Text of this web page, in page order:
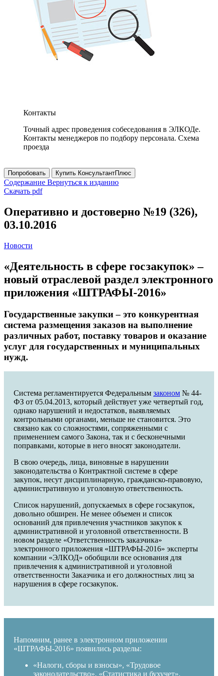
Контакты
Точный адрес проведения собеседования в ЭЛКОДе.
Контакты менеджеров по подбору персонала. Схема
проезда
Попробовать Купить КонсультантПлюс
Содержание Вернуться к изданию
Скачать pdf
Оперативно и достоверно №19 (326),
03.10.2016
Новости
«Деятельность в сфере госзакупок» –
новый отраслевой раздел электронного
приложения «ШТРАФЫ-2016»
Государственные закупки – это конкурентная
система размещения заказов на выполнение
различных работ, поставку товаров и оказание
услуг для государственных и муниципальных
нужд.
Система регламентируется Федеральным законом № 44-
ФЗ от 05.04.2013, который действует уже четвертый год,
однако нарушений и недостатков, выявляемых
контрольными органами, меньше не становится. Это
связано как со сложностями, сопряженными с
применением самого Закона, так и с бесконечными
поправками, которые в него вносят законодатели.
В свою очередь, лица, виновные в нарушении
законодательства о Контрактной системе в сфере
закупок, несут дисциплинарную, гражданско-правовую,
административную и уголовную ответственность.
Список нарушений, допускаемых в сфере госзакупок,
довольно обширен. Не менее объемен и список
оснований для привлечения участников закупок к
административной и уголовной ответственности. В
новом разделе «Ответственность заказчика»
электронного приложения «ШТРАФЫ-2016» эксперты
компании «ЭЛКОД» обобщили все основания для
привлечения к административной и уголовной
ответственности Заказчика и его должностных лиц за
нарушения в сфере госзакупок.
Напомним, ранее в электронном приложении
«ШТРАФЫ-2016» появились разделы:
«Налоги, сборы и взносы», «Трудовое
законодательство», «Статистика и бухучет»,